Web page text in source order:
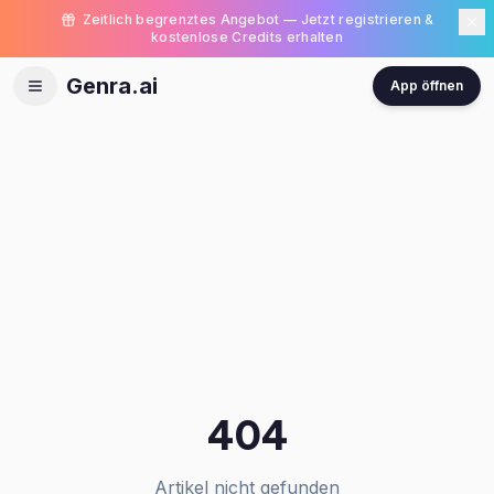
Zeitlich begrenztes Angebot — Jetzt registrieren &
kostenlose Credits erhalten
Genra.ai App öffnen
404
Artikel nicht gefunden